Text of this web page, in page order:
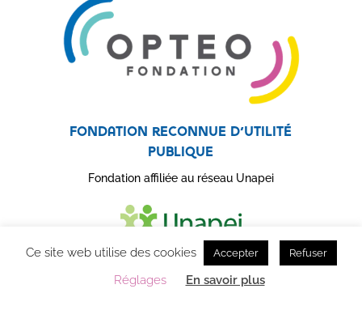
Fondation reconnue d’utilité
publique
Fondation affiliée au réseau Unapei
Ce site web utilise des cookies Accepter Refuser
Réglages En savoir plus